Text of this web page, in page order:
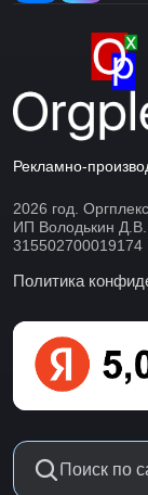
Рекламно-
2026 год.
ИП Володькин
315502700019174
Политика